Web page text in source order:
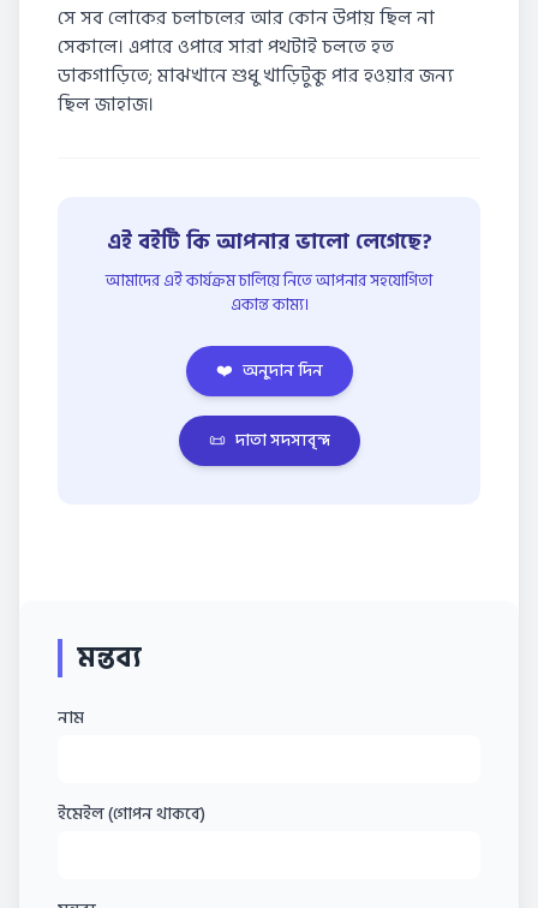
সে সব লোকের চলাচলের আর কোন উপায় ছিল না
সেকালে। এপারে ওপারে সারা পথটাই চলতে হত
ডাকগাড়িতে; মাঝখানে শুধু খাড়িটুকু পার হওয়ার জন্য
ছিল জাহাজ।
এই বইটি কি আপনার ভালো লেগেছে?
আমাদের এই কার্যক্রম চালিয়ে নিতে আপনার সহযোগিতা
একান্ত কাম্য।
❤️ অনুদান দিন
📜 দাতা সদস্যবৃন্দ
মন্তব্য
নাম
ইমেইল (গোপন থাকবে)